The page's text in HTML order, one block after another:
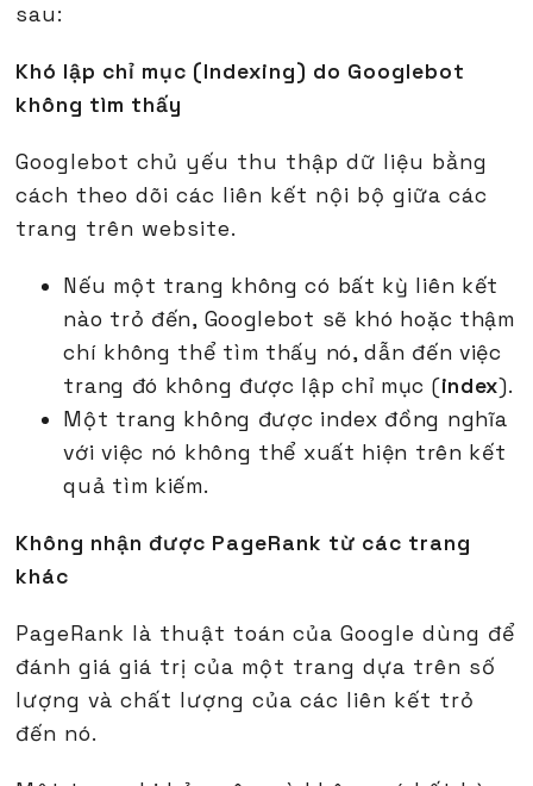
sau:
Khó lập chỉ mục (Indexing) do Googlebot
không tìm thấy
Googlebot chủ yếu thu thập dữ liệu bằng
cách theo dõi các liên kết nội bộ giữa các
trang trên website.
Nếu một trang không có bất kỳ liên kết
nào trỏ đến, Googlebot sẽ khó hoặc thậm
chí không thể tìm thấy nó, dẫn đến việc
trang đó không được lập chỉ mục (index).
Một trang không được index đồng nghĩa
với việc nó không thể xuất hiện trên kết
quả tìm kiếm.
Không nhận được PageRank từ các trang
khác
PageRank là thuật toán của Google dùng để
đánh giá giá trị của một trang dựa trên số
lượng và chất lượng của các liên kết trỏ
đến nó.